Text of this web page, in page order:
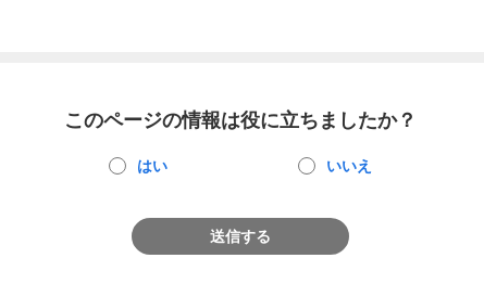
このページの情報は役に立ちましたか？
はい いいえ
送信する